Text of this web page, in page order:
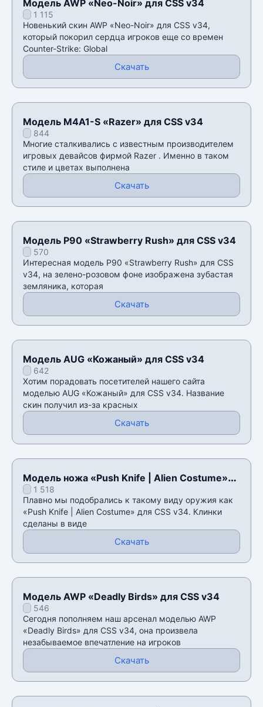
Модель AWP «Neo-Noir» для CSS v34
1 115
Новенький скин AWP «Neo-Noir» для CSS v34,
который покорил сердца игроков еще со времен
Counter-Strike: Global
Скачать
Модель M4A1-S «Razer» для CSS v34
844
Многие сталкивались с известным производителем
игровых девайсов фирмой Razer . Именно в таком
стиле и цветах выполнена
Скачать
Модель P90 «Strawberry Rush» для CSS v34
570
Интересная модель P90 «Strawberry Rush» для CSS
v34, на зелено-розовом фоне изображена зубастая
земляника, которая
Скачать
Модель AUG «Кожаный» для CSS v34
642
Хотим порадовать посетителей нашего сайта
моделью AUG «Кожаный» для CSS v34. Название
скин получил из-за красных
Скачать
Модель ножа «Push Knife | Alien Costume»
для CSS v34
1 518
Плавно мы подобрались к такому виду оружия как
«Push Knife | Alien Costume» для CSS v34. Клинки
сделаны в виде
Скачать
Модель AWP «Deadly Birds» для CSS v34
546
Сегодня пополняем наш арсенал моделью AWP
«Deadly Birds» для CSS v34, она произвела
незабываемое впечатление на игроков
Скачать